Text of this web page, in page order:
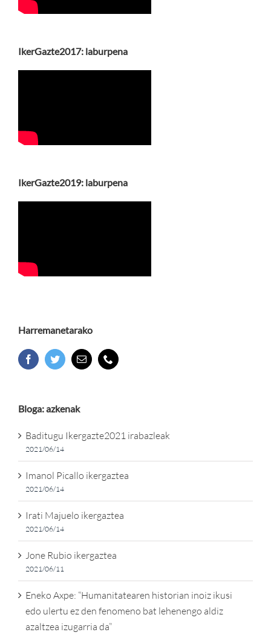
IkerGazte2017: laburpena
IkerGazte2019: laburpena
Harremanetarako
Bloga: azkenak
Baditugu Ikergazte2021 irabazleak
2021/06/14
Imanol Picallo ikergaztea
2021/06/14
Irati Majuelo ikergaztea
2021/06/14
Jone Rubio ikergaztea
2021/06/11
Eneko Axpe: “Humanitatearen historian inoiz ikusi
edo ulertu ez den fenomeno bat lehenengo aldiz
azaltzea izugarria da”